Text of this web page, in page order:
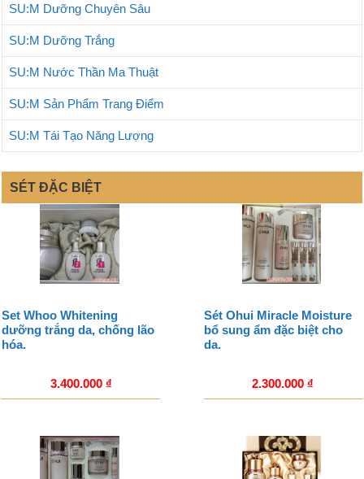
SU:M Dưỡng Chuyên Sâu
SU:M Dưỡng Trắng
SU:M Nước Thần Ma Thuật
SU:M Sản Phẩm Trang Điểm
SU:M Tái Tạo Năng Lượng
SÉT ĐẶC BIỆT
Set Whoo Whitening
dưỡng trắng da, chống lão
hóa.
3.400.000 ₫
Sét Ohui Miracle Moisture
bổ sung ẩm đặc biệt cho
da.
2.300.000 ₫